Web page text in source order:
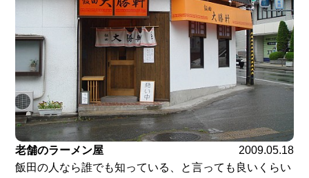
老舗のラーメン屋
2009.05.18
飯田の人なら誰でも知っている、と言っても良いくらい